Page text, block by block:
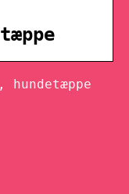
hundetæppe